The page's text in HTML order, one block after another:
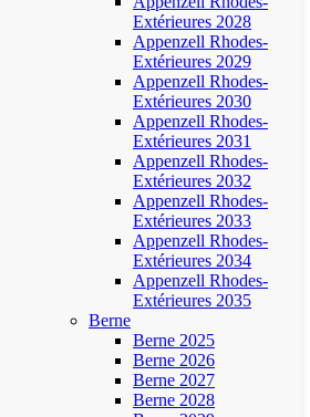
Extérieures 2028
Appenzell Rhodes-
Extérieures 2029
Appenzell Rhodes-
Extérieures 2030
Appenzell Rhodes-
Extérieures 2031
Appenzell Rhodes-
Extérieures 2032
Appenzell Rhodes-
Extérieures 2033
Appenzell Rhodes-
Extérieures 2034
Appenzell Rhodes-
Extérieures 2035
Berne
Berne 2025
Berne 2026
Berne 2027
Berne 2028